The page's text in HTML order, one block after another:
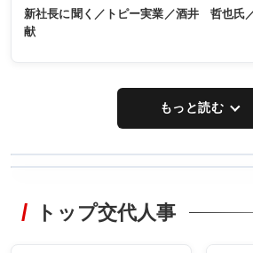
新社長に聞く／トピー実業／酒井 哲也氏
献
もっと読む
非鉄業界で
タックトレー
トップ交代人事